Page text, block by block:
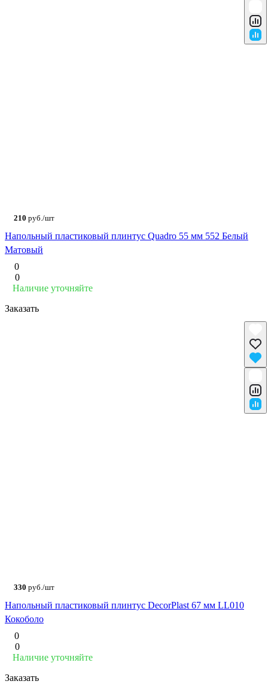
210 руб./шт
Напольный пластиковый плинтус Quadro 55 мм 552 Белый
Матовый
0
0
Наличие уточняйте
Заказать
330 руб./шт
Напольный пластиковый плинтус DecorPlast 67 мм LL010
Кокоболо
0
0
Наличие уточняйте
Заказать